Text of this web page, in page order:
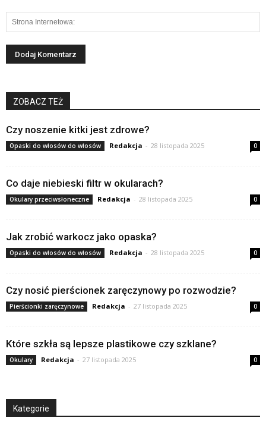
ZOBACZ TEŻ
Czy noszenie kitki jest zdrowe?
Opaski do włosów do włosów Redakcja - 28 listopada 2025 0
Co daje niebieski filtr w okularach?
Okulary przeciwsłoneczne Redakcja - 28 listopada 2025 0
Jak zrobić warkocz jako opaska?
Opaski do włosów do włosów Redakcja - 28 listopada 2025 0
Czy nosić pierścionek zaręczynowy po rozwodzie?
Pierścionki zaręczynowe Redakcja - 27 listopada 2025 0
Które szkła są lepsze plastikowe czy szklane?
Okulary Redakcja - 27 listopada 2025 0
Kategorie